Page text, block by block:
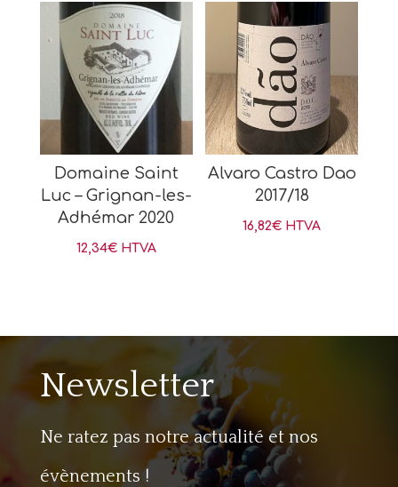
Domaine Saint
Luc – Grignan-les-
Adhémar 2020
12,34€ HTVA
Alvaro Castro Dao
2017/18
16,82€ HTVA
Newsletter
Ne ratez pas notre actualité et nos
évènements !